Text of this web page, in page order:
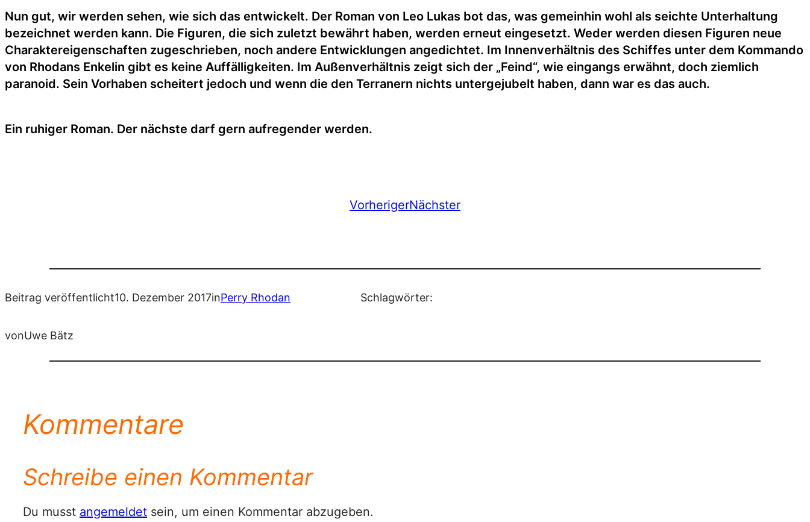
Nun gut, wir werden sehen, wie sich das entwickelt. Der Roman von Leo Lukas bot das, was gemeinhin wohl als seichte Unterhaltung
bezeichnet werden kann. Die Figuren, die sich zuletzt bewährt haben, werden erneut eingesetzt. Weder werden diesen Figuren neue
Charaktereigenschaften zugeschrieben, noch andere Entwicklungen angedichtet. Im Innenverhältnis des Schiffes unter dem Kommando
von Rhodans Enkelin gibt es keine Auffälligkeiten. Im Außenverhältnis zeigt sich der „Feind“, wie eingangs erwähnt, doch ziemlich
paranoid. Sein Vorhaben scheitert jedoch und wenn die den Terranern nichts untergejubelt haben, dann war es das auch.
Ein ruhiger Roman. Der nächste darf gern aufregender werden.
VorherigerNächster
Beitrag veröffentlicht10. Dezember 2017inPerry Rhodan
vonUwe Bätz
Schlagwörter:
Kommentare
Schreibe einen Kommentar
Du musst angemeldet sein, um einen Kommentar abzugeben.